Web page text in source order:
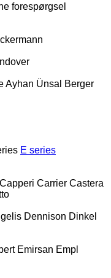
forespørgsel
Ayhan Ünsal
Berger
E series
Capperi Carrier Castera
Dennison Dinkel
Emirsan Empl